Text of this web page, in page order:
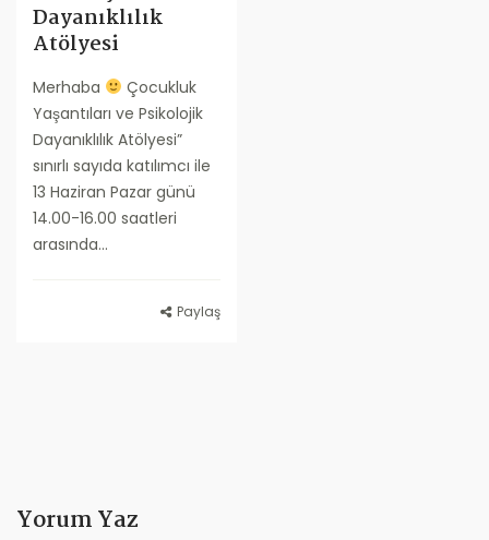
Dayanıklılık
Atölyesi
Merhaba
Çocukluk
Yaşantıları ve Psikolojik
Dayanıklılık Atölyesi”
sınırlı sayıda katılımcı ile
13 Haziran Pazar günü
14.00-16.00 saatleri
arasında...
Paylaş
Yorum Yaz